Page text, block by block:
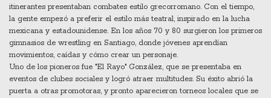
itinerantes presentaban combates estilo grecorromano. Con el tiempo,
la gente empezó a preferir el estilo más teatral, inspirado en la lucha
mexicana y estadounidense. En los años 70 y 80 surgieron los primeros
gimnasios de wrestling en Santiago, donde jóvenes aprendían
movimientos, caídas y cómo crear un personaje.
Uno de los pioneros fue "El Rayo" González, que se presentaba en
eventos de clubes sociales y logró atraer multitudes. Su éxito abrió la
puerta a otras promotoras, y pronto aparecieron torneos locales que se